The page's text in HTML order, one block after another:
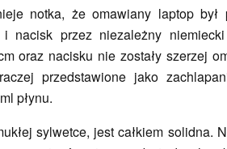
notka, że omawiany laptop był
nacisk przez niezależny niemiecki
oraz nacisku nie zostały szerzej
przedstawione jako
płynu.
sylwetce, jest całkiem solidna.